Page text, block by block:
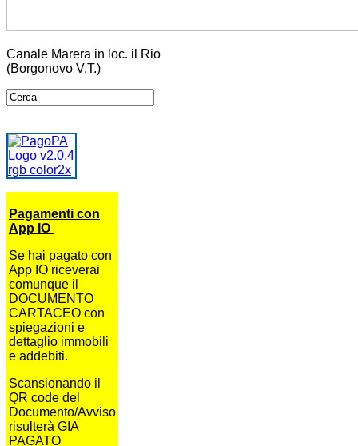
Canale Marera in loc. il Rio
(Borgonovo V.T.)
Pagamenti con
App IO
Se hai pagato con
App IO riceverai
comunque il
DOCUMENTO
CARTACEO con
spiegazioni e
dettaglio immobili
e addebiti.
Scansionando il
QR code del
Documento/Avviso
risulterà GIA
PAGATO